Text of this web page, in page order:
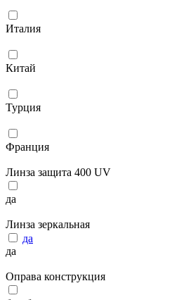
Италия
Китай
Турция
Франция
Линза защита 400 UV
да
Линза зеркальная
да
да
Оправа конструкция